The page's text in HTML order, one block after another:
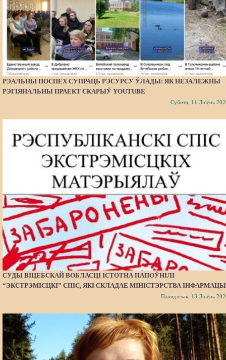
РЭАЛЬНЫ ПОСПЕХ СУПРАЦЬ РЭСУРСУ ЎЛАДЫ: ЯК НЕЗАЛЕЖНЫ
РЭГІЯНАЛЬНЫ ПРАЕКТ СКАРЫЎ YOUTUBE
Субота, 11 Ліпень
СУДЫ ВІЦЕБСКАЙ ВОБЛАСЦІ ІСТОТНА ПАПОЎНІЛІ
“ЭКСТРЭМІСЦКІ” СПІС, ЯКІ СКЛАДАЕ МІНІСТЭРСТВА
Панядзелак, 13 Ліпень